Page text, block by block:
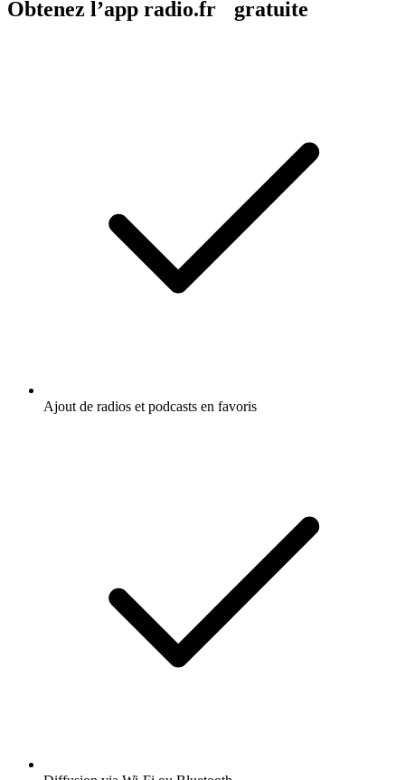
Obtenez l’app radio.fr gratuite
Ajout de radios et podcasts en favoris